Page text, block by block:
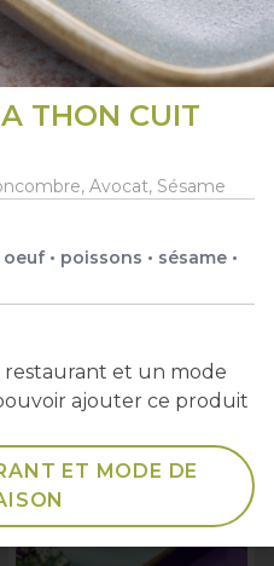
- Edition limitée
MAKI HIRO ROLL X6
THON CUIT
Avocat, Sésame
oeuf • poissons • sésame •
restaurant et un mode
ajouter ce produit
ET MODE DE